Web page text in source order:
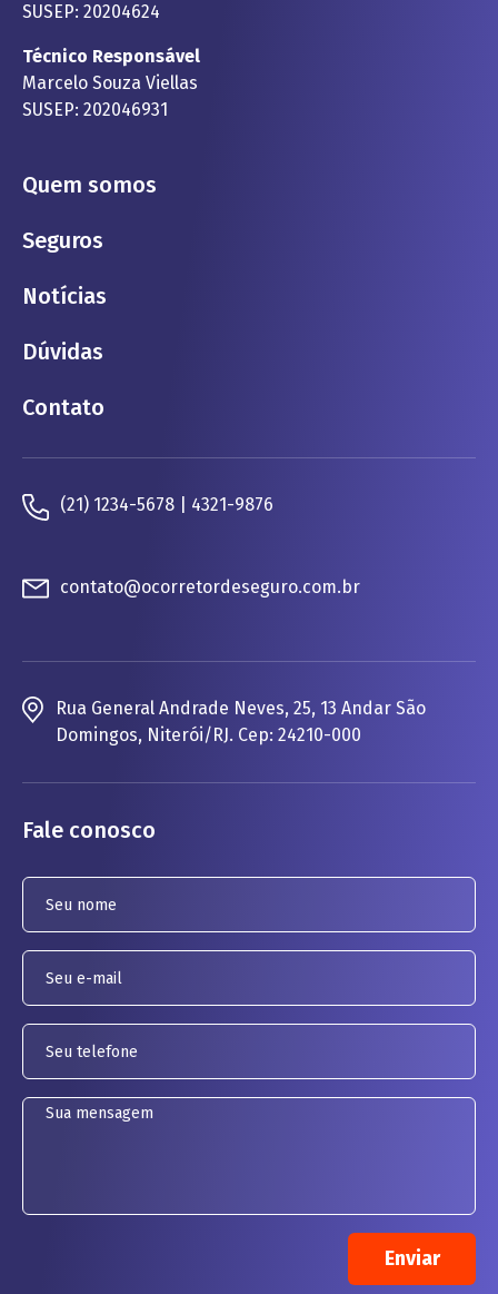
SUSEP: 20204624
Técnico Responsável
Marcelo Souza Viellas
SUSEP: 202046931
Quem somos
Seguros
Notícias
Dúvidas
Contato
(21) 1234-5678 | 4321-9876
contato@ocorretordeseguro.com.br
Rua General Andrade Neves, 25, 13 Andar São
Domingos, Niterói/RJ. Cep: 24210-000
Fale conosco